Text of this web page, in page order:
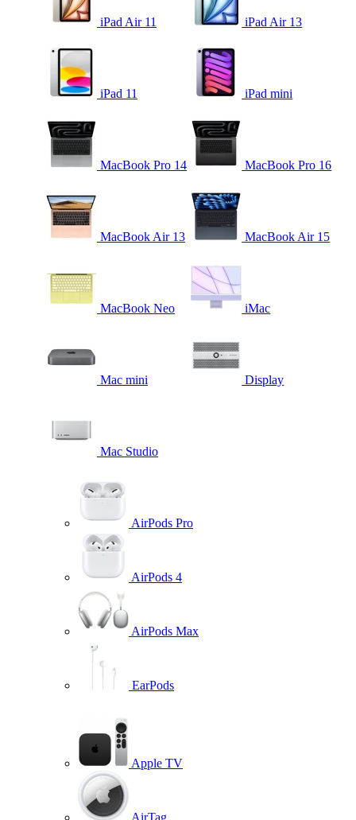
iPad Air 11 iPad Air 13
iPad 11 iPad mini
MacBook Pro 14 MacBook Pro 16
MacBook Air 13 MacBook Air 15
MacBook Neo iMac
Mac mini Display
Mac Studio
AirPods Pro
AirPods 4
AirPods Max
EarPods
Apple TV